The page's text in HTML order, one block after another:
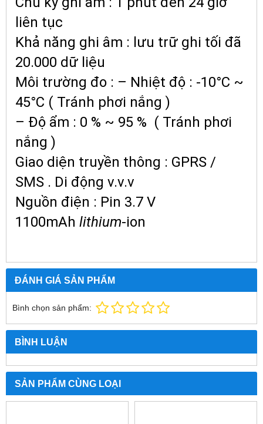
liên tục
Khả năng ghi âm : lưu trữ ghi tối đã
20.000 dữ liệu
Môi trường đo : – Nhiệt độ : -10°C ~
45°C ( Tránh phơi nắng )
– Độ ẩm : 0 % ~ 95 % ( Tránh phơi
nắng )
Giao diện truyền thông : GPRS /
SMS . Di động v.v.v
Nguồn điện : Pin 3.7 V
1100mAh lithium-ion
ĐÁNH GIÁ SẢN PHẨM
Bình chọn sản phẩm:
BÌNH LUẬN
SẢN PHẨM CÙNG LOẠI